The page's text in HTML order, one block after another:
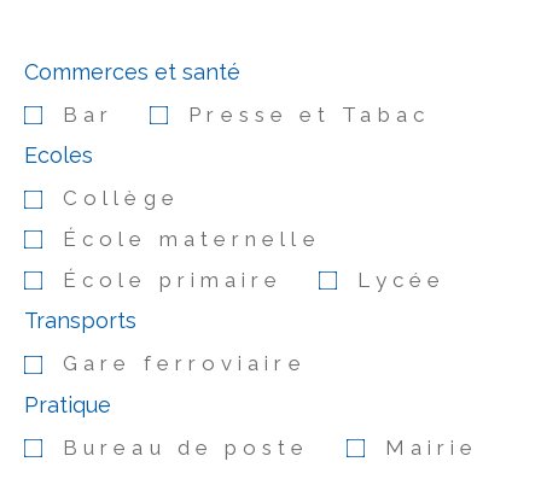
Commerces et santé
Bar Presse et Tabac
Ecoles
Collège
École maternelle
École primaire
Lycée
Transports
Gare ferroviaire
Pratique
Bureau de poste Mairie